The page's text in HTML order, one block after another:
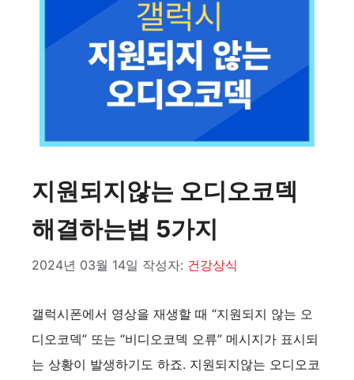
지원되지않는 오디오코덱
해결하는법 5가지
2024년 03월 14일 작성자: 건강상식
갤럭시폰에서 영상을 재생할 때 “지원되지 않는 오
디오코덱” 또는 “비디오코덱 오류” 메시지가 표시되
는 상황이 발생하기도 하죠. 지원되지않는 오디오코